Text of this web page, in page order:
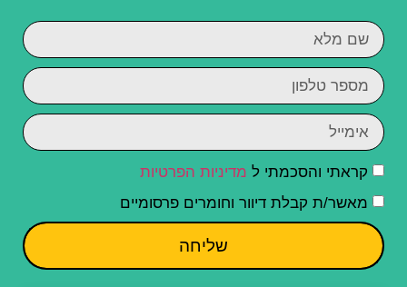
קראתי והסכמתי ל מדיניות הפרטיות
מאשר/ת קבלת דיוור וחומרים פרסומיים
שליחה